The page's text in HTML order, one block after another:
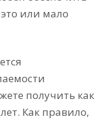
или мало
получить как
Как правило,